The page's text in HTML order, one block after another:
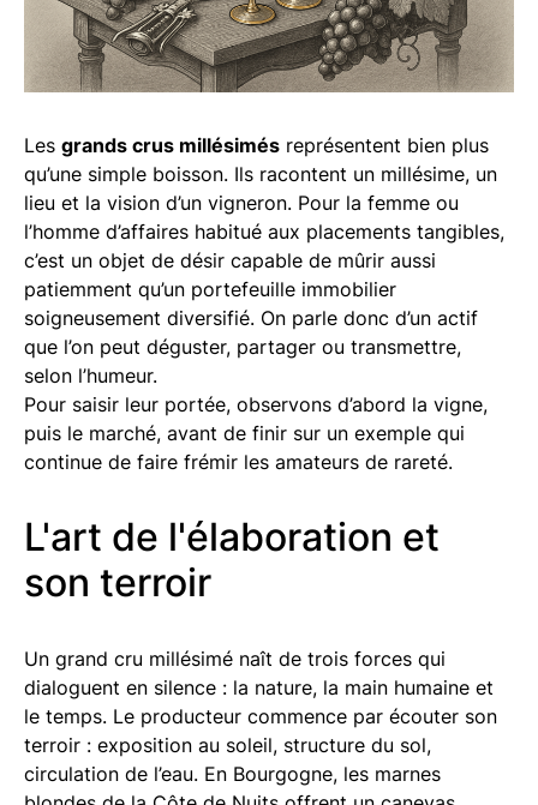
Les grands crus millésimés représentent bien plus
qu’une simple boisson. Ils racontent un millésime, un
lieu et la vision d’un vigneron. Pour la femme ou
l’homme d’affaires habitué aux placements tangibles,
c’est un objet de désir capable de mûrir aussi
patiemment qu’un portefeuille immobilier
soigneusement diversifié. On parle donc d’un actif
que l’on peut déguster, partager ou transmettre,
selon l’humeur.
Pour saisir leur portée, observons d’abord la vigne,
puis le marché, avant de finir sur un exemple qui
continue de faire frémir les amateurs de rareté.
L'art de l'élaboration et
son terroir
Un grand cru millésimé naît de trois forces qui
dialoguent en silence : la nature, la main humaine et
le temps. Le producteur commence par écouter son
terroir : exposition au soleil, structure du sol,
circulation de l’eau. En Bourgogne, les marnes